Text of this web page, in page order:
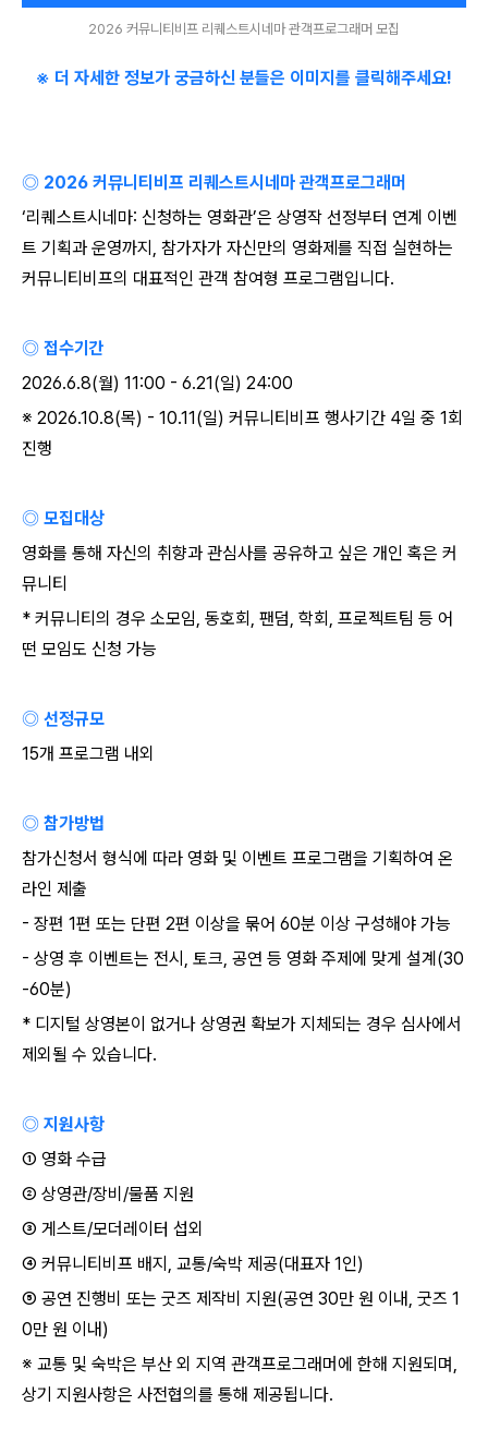
2026 커뮤니티비프 리퀘스트시네마 관객프로그래머 모집
※ 더 자세한 정보가 궁금하신 분들은 이미지를 클릭해주세요!
◎ 2026 커뮤니티비프 리퀘스트시네마 관객프로그래머
‘리퀘스트시네마: 신청하는 영화관’은 상영작 선정부터 연계 이벤
트 기획과 운영까지, 참가자가 자신만의 영화제를 직접 실현하는
커뮤니티비프의 대표적인 관객 참여형 프로그램입니다.
◎ 접수기간
2026.6.8(월) 11:00 - 6.21(일) 24:00
※ 2026.10.8(목) - 10.11(일) 커뮤니티비프 행사기간 4일 중 1회
진행
◎ 모집대상
영화를 통해 자신의 취향과 관심사를 공유하고 싶은 개인 혹은 커
뮤니티
* 커뮤니티의 경우 소모임, 동호회, 팬덤, 학회, 프로젝트팀 등 어
떤 모임도 신청 가능
◎ 선정규모
15개 프로그램 내외
◎ 참가방법
참가신청서 형식에 따라 영화 및 이벤트 프로그램을 기획하여 온
라인 제출
- 장편 1편 또는 단편 2편 이상을 묶어 60분 이상 구성해야 가능
- 상영 후 이벤트는 전시 , 토크, 공연 등 영화 주제에 맞게 설계(30
-60분)
* 디지털 상영본이 없거나 상영권 확보가 지체되는 경우 심사에서
제외될 수 있습니다.
◎ 지원사항
① 영화 수급
② 상영관/장비 /물품 지원
③ 게스트/모더레이터 섭외
④ 커뮤니티비프 배지, 교통/숙박 제공(대표자 1인)
⑤ 공연 진행비 또는 굿즈 제작비 지원(공연 30만 원 이내, 굿즈 1
0만 원 이내)
※ 교통 및 숙박은 부산 외 지역 관객프로그래머에 한해 지원되며,
상기 지원사항은 사전협의를 통해 제공됩니다.